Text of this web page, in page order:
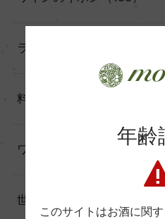
ランキング（17）
料理に合わせる（60）
ワインと暮らす（60）
世界の造り手から（25）
年齢
このサイトはお酒に関